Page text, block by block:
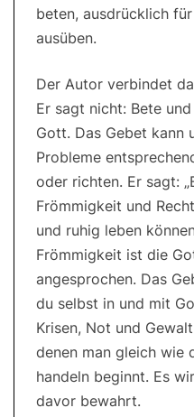
beten, ausdrücklich
ausüben.
Der Autor verbindet
Er sagt nicht: Bete
Gott. Das Gebet kann
Probleme
oder richten. Er sagt:
Frömmigkeit und
und ruhig leben
Frömmigkeit ist die
angesprochen. Das
du selbst in und mit
Krisen, Not und
denen man gleich wie
handeln beginnt. Es
davor bewahrt.